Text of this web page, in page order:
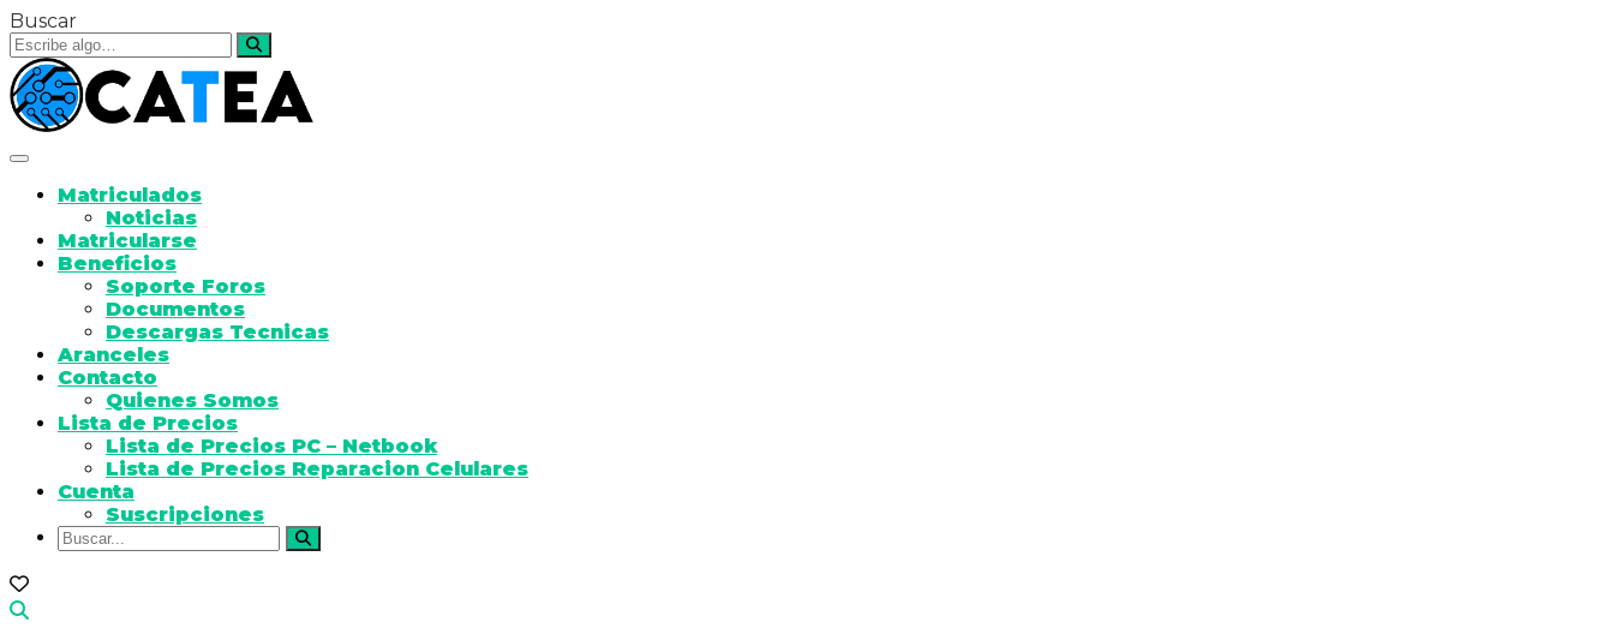
Buscar
Toggle navigation
Matriculados
Noticias
Matricularse
Beneficios
Soporte Foros
Documentos
Descargas Tecnicas
Aranceles
Contacto
Quienes Somos
Lista de Precios
Lista de Precios PC – Netbook
Lista de Precios Reparacion Celulares
Cuenta
Suscripciones